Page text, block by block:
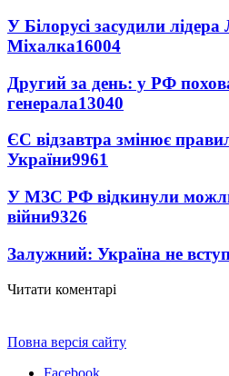
У Білорусі засудили
Міхалка16004
Другий за день: у РФ
генерала13040
ЄС відзавтра змінює
України9961
У МЗС РФ відкинули
війни9326
Залужний: Україна не
Читати коментарі
Повна версія сайту
Facebook